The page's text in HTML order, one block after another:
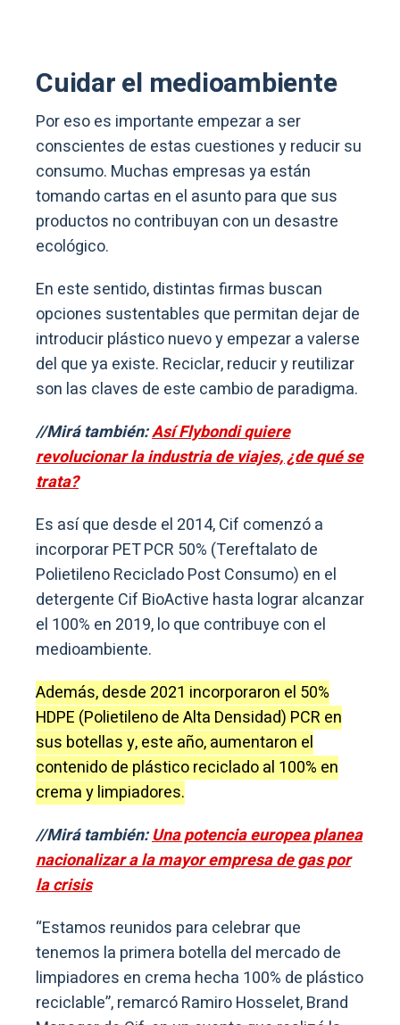
Cuidar el medioambiente
Por eso es importante empezar a ser
conscientes de estas cuestiones y reducir su
consumo. Muchas empresas ya están
tomando cartas en el asunto para que sus
productos no contribuyan con un desastre
ecológico.
En este sentido, distintas firmas buscan
opciones sustentables que permitan dejar de
introducir plástico nuevo y empezar a valerse
del que ya existe. Reciclar, reducir y reutilizar
son las claves de este cambio de paradigma.
//Mirá también:Así Flybondi quiere
revolucionar la industria de viajes, ¿de qué se
trata?
Es así que desde el 2014, Cif comenzó a
incorporar PET PCR 50% (Tereftalato de
Polietileno Reciclado Post Consumo) en el
detergente Cif BioActive hasta lograr alcanzar
el 100% en 2019, lo que contribuye con el
medioambiente.
Además, desde 2021 incorporaron el 50%
HDPE (Polietileno de Alta Densidad) PCR en
sus botellas y, este año, aumentaron el
contenido de plástico reciclado al 100% en
crema y limpiadores.
//Mirá también:Una potencia europea planea
nacionalizar a la mayor empresa de gas por
la crisis
“Estamos reunidos para celebrar que
tenemos la primera botella del mercado de
limpiadores en crema hecha 100% de plástico
reciclable”, remarcó Ramiro Hosselet, Brand